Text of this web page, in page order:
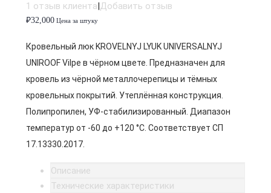
1 отзыв клиента|Добавить отзыв
₽32,000 Цена за штуку
Кровельный люк KROVELNYJ LYUK UNIVERSALNYJ
UNIROOF Vilpe в чёрном цвете. Предназначен для
кровель из чёрной металлочерепицы и тёмных
кровельных покрытий. Утеплённая конструкция.
Полипропилен, УФ-стабилизированный. Диапазон
температур от -60 до +120 °C. Соответствует СП
17.13330.2017.
Описание
Технические характеристики